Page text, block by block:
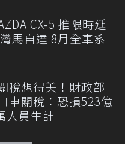
CX-5 推限時延
馬自達 8月全車系
稅想得美！財政部
車關稅：恐損523億
人員生計